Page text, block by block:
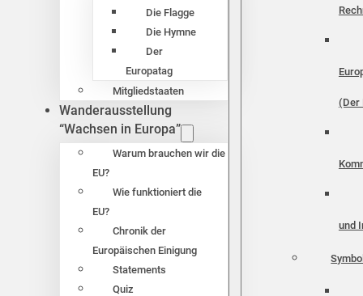
Die Flagge
Die Hymne
Der
Europatag
Mitgliedstaaten
Wanderausstellung
“Wachsen in Europa”
Warum brauchen wir die
EU?
Wie funktioniert die
EU?
Chronik der
Europäischen Einigung
Statements
Quiz
(Der
und